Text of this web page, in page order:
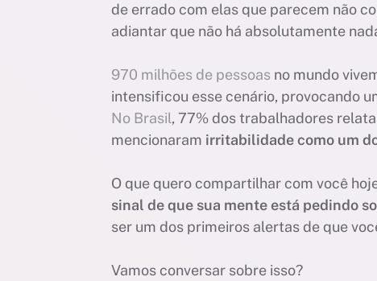
de errado com elas que parecem não
adiantar que não há absolutamente
970 milhões de pessoas no mundo
intensificou esse cenário, provocando
No Brasil, 77% dos trabalhadores
mencionaram irritabilidade como um
O que quero compartilhar com você
sinal de que sua mente está pedindo
ser um dos primeiros alertas de que
Vamos conversar sobre isso?